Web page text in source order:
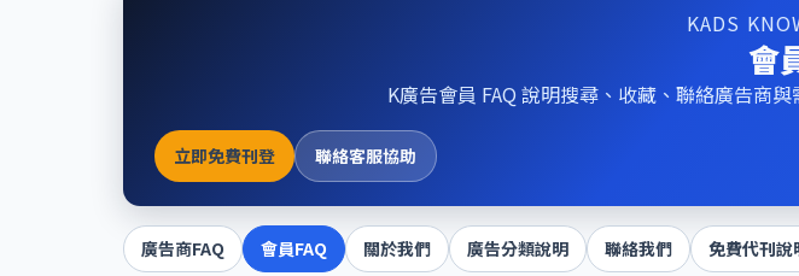
KADS
會
K廣告會員 FAQ 說明搜尋、收藏、聯絡廣告商
立即免費刊登 聯絡客服協助
廣告商FAQ 會員FAQ 關於我們 廣告分類說明 聯絡我們 免費代刊說